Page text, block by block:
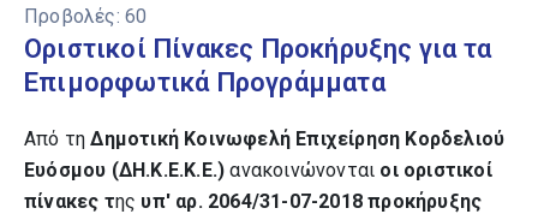
Προβολές: 60
Οριστικοί Πίνακες Προκήρυξης για τα
Επιμορφωτικά Προγράμματα
Από τηΔημοτική Κοινωφελή Επιχείρηση Κορδελιού
Ευόσμου (ΔΗ.Κ.Ε.Κ.Ε.) ανακοινώνονται οι οριστικοί
πίνακες της υπ' αρ. 2064/31-07-2018 προκήρυξης